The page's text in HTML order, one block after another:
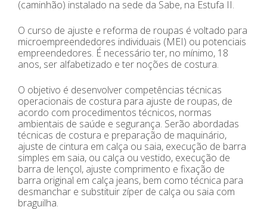
(caminhão) instalado na sede da Sabe, na Estufa II.
O curso de ajuste e reforma de roupas é voltado para
microempreendedores individuais (MEI) ou potenciais
empreendedores. É necessário ter, no mínimo, 18
anos, ser alfabetizado e ter noções de costura.
O objetivo é desenvolver competências técnicas
operacionais de costura para ajuste de roupas, de
acordo com procedimentos técnicos, normas
ambientais de saúde e segurança. Serão abordadas
técnicas de costura e preparação de maquinário,
ajuste de cintura em calça ou saia, execução de barra
simples em saia, ou calça ou vestido, execução de
barra de lençol, ajuste comprimento e fixação de
barra original em calça jeans, bem como técnica para
desmanchar e substituir zíper de calça ou saia com
braguilha.